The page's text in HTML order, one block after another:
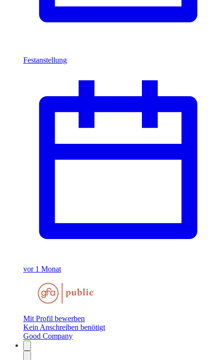
Festanstellung
vor 1 Monat
Mit Profil bewerben
Kein Anschreiben benötigt
Good Company